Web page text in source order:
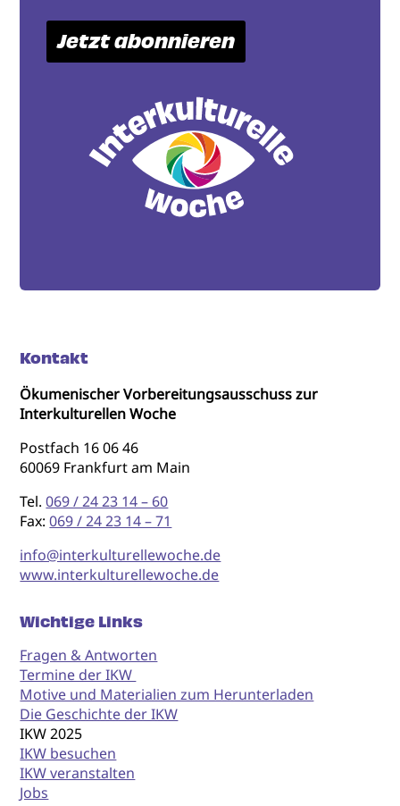
Jetzt abonnieren
Kontakt
Ökumenischer Vorbereitungsausschuss zur
Interkulturellen Woche
Postfach 16 06 46
60069 Frankfurt am Main
Tel.069 / 24 23 14 – 60
Fax:069 / 24 23 14 – 71
info@interkulturellewoche.de
www.interkulturellewoche.de
Wichtige Links
Fragen & Antworten
Termine der IKW
Motive und Materialien zum Herunterladen
Die Geschichte der IKW
IKW 2025
IKW besuchen
IKW veranstalten
Jobs